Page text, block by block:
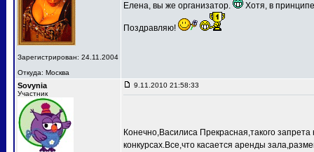
Зарегистрирован: 24.11.2004
Откуда: Москва
Елена, вы же организатор. Хотя, в
Поздравляю!
Sovynia
Участник
9.11.2010 21:58:33
Конечно,Василиса Прекрасная,такого
конкурсах.Все,что касается аренды